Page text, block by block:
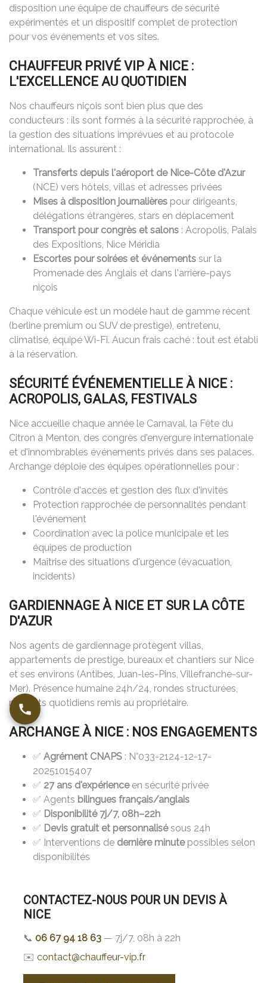
disposition une équipe de chauffeurs de sécurité
expérimentés et un dispositif complet de protection
pour vos événements et vos sites.
CHAUFFEUR PRIVÉ VIP À NICE :
L'EXCELLENCE AU QUOTIDIEN
Nos chauffeurs niçois sont bien plus que des
conducteurs : ils sont formés à la sécurité rapprochée, à
la gestion des situations imprévues et au protocole
international. Ils assurent :
Transferts depuis l'aéroport de Nice-Côte d'Azur
(NCE) vers hôtels, villas et adresses privées
Mises à disposition journalières pour dirigeants,
délégations étrangères, stars en déplacement
Transport pour congrès et salons : Acropolis, Palais
des Expositions, Nice Méridia
Escortes pour soirées et événements sur la
Promenade des Anglais et dans l'arrière-pays
niçois
Chaque véhicule est un modèle haut de gamme récent
(berline premium ou SUV de prestige), entretenu,
climatisé, équipé Wi-Fi. Aucun frais caché : tout est établi
à la réservation.
SÉCURITÉ ÉVÉNEMENTIELLE À NICE :
ACROPOLIS, GALAS, FESTIVALS
Nice accueille chaque année le Carnaval, la Fête du
Citron à Menton, des congrès d'envergure internationale
et d'innombrables événements privés dans ses palaces.
Archange déploie des équipes opérationnelles pour :
Contrôle d'accès et gestion des flux d'invités
Protection rapprochée de personnalités pendant
l'événement
Coordination avec la police municipale et les
équipes de production
Maîtrise des situations d'urgence (évacuation,
incidents)
GARDIENNAGE À NICE ET SUR LA CÔTE
D'AZUR
Nos agents de gardiennage protègent villas,
appartements de prestige, bureaux et chantiers sur Nice
et ses environs (Antibes, Juan-les-Pins, Villefranche-sur-
Mer). Présence humaine 24h/24, rondes structurées,
rapports quotidiens remis au propriétaire.
ARCHANGE À NICE : NOS ENGAGEMENTS
✅ Agrément CNAPS : N°033-2124-12-17-
20251015407
✅ 27 ans d'expérienceen sécurité privée
✅ Agents bilingues français/anglais
✅ Disponibilité 7j/7, 08h–22h
✅ Devis gratuit et personnalisésous 24h
✅ Interventions de dernière minutepossibles selon
disponibilités
CONTACTEZ-NOUS POUR UN DEVIS À
NICE
📞 06 67 94 18 63 — 7j/7, 08h à 22h
✉️ contact@chauffeur-vip.fr